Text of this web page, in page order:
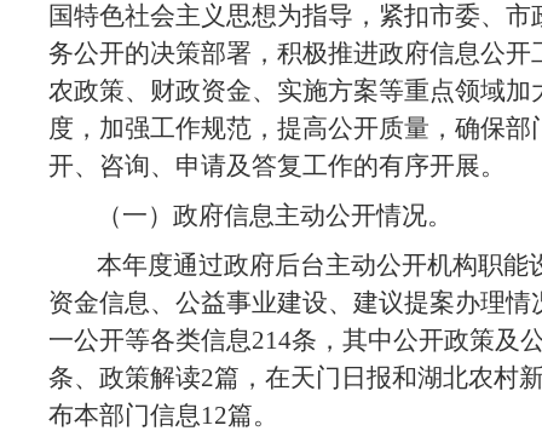
国特色社会主义思想为指导， 紧扣市委、市
务公开的决策部署， 积极推进政府信息公开
农政策、财政资金、实施方案等重点领域加
度， 加强工作规范，提高公开质量 ， 确保部
开、咨询、申请及答复工作的有序开展。
（一） 政府信息主动公开情况。
本年度通过政府后台主动公开机构职能
资金信息、 公益事业建设、建议提案办理情
一公开等各类信息214条 ，其中公开政策及
条、政策解读2篇 ， 在天门日报和湖北农村
布本部门信息12篇。